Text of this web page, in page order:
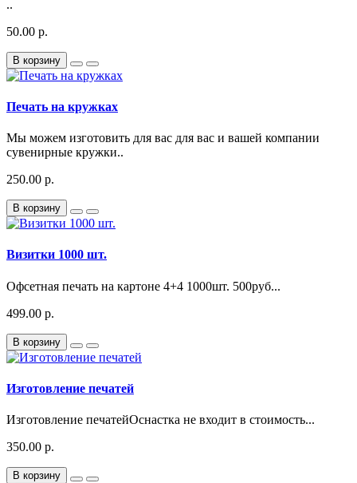
..
50.00 р.
В корзину
Печать на кружках
Мы можем изготовить для вас для вас и вашей компании
сувенирные кружки..
250.00 р.
В корзину
Визитки 1000 шт.
Офсетная печать на картоне 4+4 1000шт. 500руб...
499.00 р.
В корзину
Изготовление печатей
Изготовление печатейОснастка не входит в стоимость...
350.00 р.
В корзину